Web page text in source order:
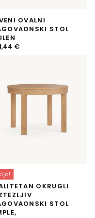
OVALNI
STOL
€
OKRUGLI
STOL